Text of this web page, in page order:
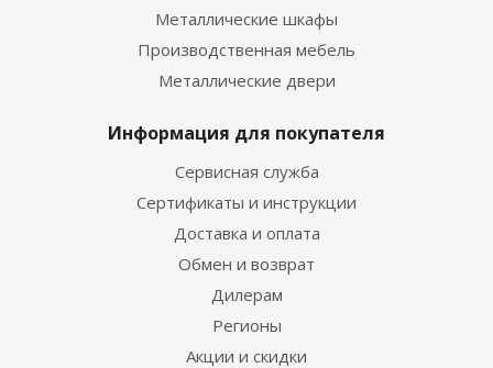
Металлические шкафы
Производственная мебель
Металлические двери
Информация для покупателя
Сервисная служба
Сертификаты и инструкции
Доставка и оплата
Обмен и возврат
Дилерам
Регионы
Акции и скидки